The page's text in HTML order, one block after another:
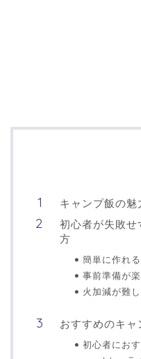
キャンプ飯の魅
初心者が失敗
方
簡単に作れる
事前準備が楽
火加減が難
おすすめのキ
初心者にお